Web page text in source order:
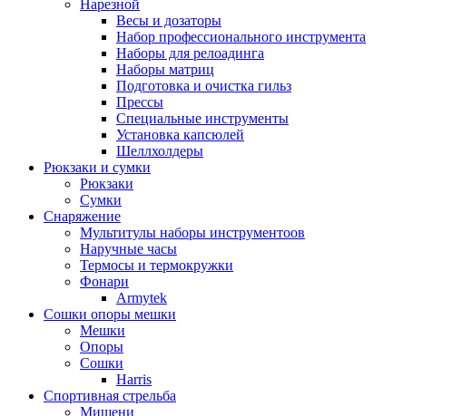
Нарезной
Весы и дозаторы
Набор профессионального инструмента
Наборы для релоадинга
Наборы матриц
Подготовка и очистка гильз
Прессы
Специальные инструменты
Установка капсюлей
Шеллхолдеры
Рюкзаки и сумки
Рюкзаки
Сумки
Снаряжение
Мультитулы наборы инструментоов
Наручные часы
Термосы и термокружки
Фонари
Armytek
Сошки опоры мешки
Мешки
Опоры
Сошки
Harris
Спортивная стрельба
Мишени